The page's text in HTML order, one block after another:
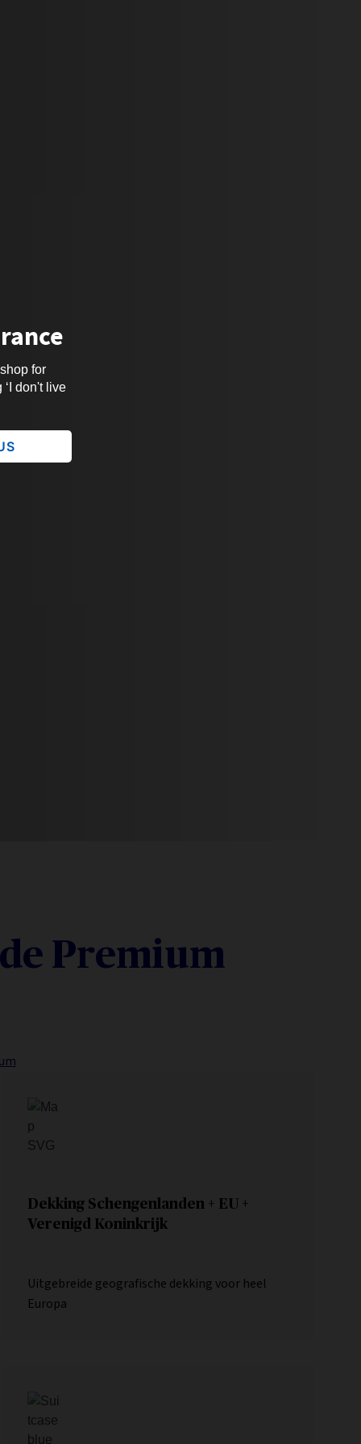
for
don't live
Premium
Dekking Schengenlanden + EU +
Verenigd Koninkrijk
Uitgebreide geografische dekking voor heel
Europa